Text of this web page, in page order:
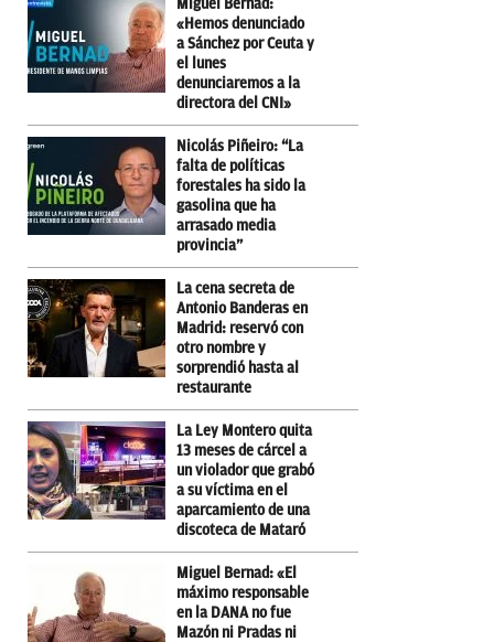
Miguel Bernad:
«Hemos denunciado
a Sánchez por Ceuta y
el lunes
denunciaremos a la
directora del CNI»
Nicolás Piñeiro: “La
falta de políticas
forestales ha sido la
gasolina que ha
arrasado media
provincia”
La cena secreta de
Antonio Banderas en
Madrid: reservó con
otro nombre y
sorprendió hasta al
restaurante
La Ley Montero quita
13 meses de cárcel a
un violador que grabó
a su víctima en el
aparcamiento de una
discoteca de Mataró
Miguel Bernad: «El
máximo responsable
en la DANA no fue
Mazón ni Pradas ni